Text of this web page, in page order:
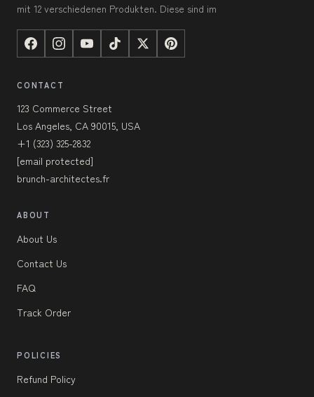
mit 12 verschiedenen Produkten. Diese sind im
CONTACT
123 Commerce Street
Los Angeles, CA 90015, USA
+1 (323) 325-2832
[email protected]
brunch-architectes.fr
ABOUT
About Us
Contact Us
FAQ
Track Order
POLICIES
Refund Policy